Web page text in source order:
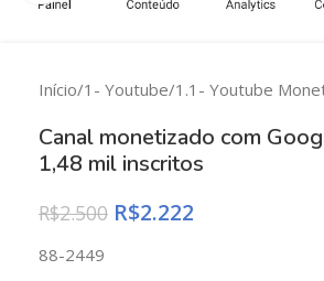
Início/1- Youtube/1.1- Youtube
Canal monetizado com
1,48 mil inscritos
R$2.500 R$2.222
88-2449